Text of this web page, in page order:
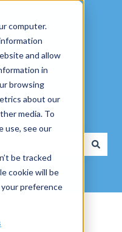
computer.
and allow
in
browsing
about our
media. To
use, see our
be tracked
cookie will be
preference
helfen?
Suchfeld leer ist.